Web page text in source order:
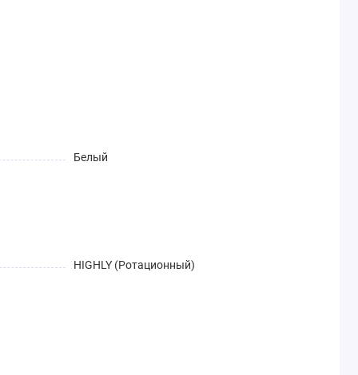
Белый
HIGHLY (Ротационный)